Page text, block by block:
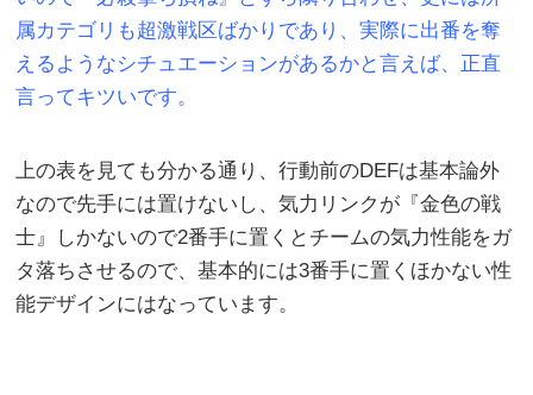
属カテゴリも超激戦区ばかりであり、実際に出番を奪
えるようなシチュエーションがあるかと言えば、正直
言ってキツいです。
上の表を見ても分かる通り、行動前のDEFは基本論外
なので先手には置けないし、気力リンクが『金色の戦
士』しかないので2番手に置くとチームの気力性能をガ
タ落ちさせるので、基本的には3番手に置くほかない性
能デザインにはなっています。